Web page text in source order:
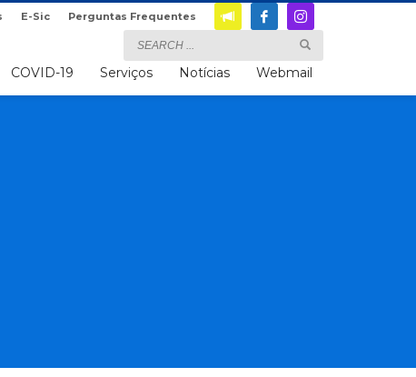
E-Sic Perguntas Frequentes
COVID-19 Serviços Notícias Webmail